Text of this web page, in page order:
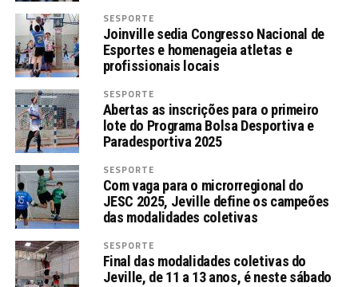
SESPORTE
Joinville sedia Congresso Nacional de
Esportes e homenageia atletas e
profissionais locais
SESPORTE
Abertas as inscrições para o primeiro
lote do Programa Bolsa Desportiva e
Paradesportiva 2025
SESPORTE
Com vaga para o microrregional do
JESC 2025, Jeville define os campeões
das modalidades coletivas
SESPORTE
Final das modalidades coletivas do
Jeville, de 11 a 13 anos, é neste sábado